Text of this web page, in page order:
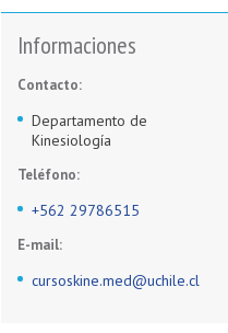
Informaciones
Contacto:
Departamento de
Kinesiología
Teléfono:
+562 29786515
E-mail:
cursoskine.med@uchile.cl